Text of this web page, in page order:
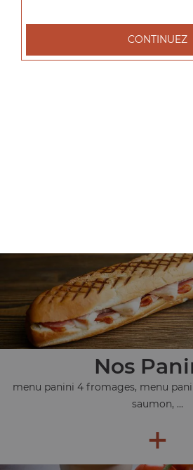
+
Nos
menu panini 4 fromages, menu
saumon, ...
+
CONTINUEZ